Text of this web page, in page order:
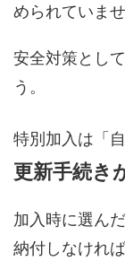
められていませ
安全対策とし
う。
特別加入は「
更新手続き
加入時に選ん
納付しなけれ